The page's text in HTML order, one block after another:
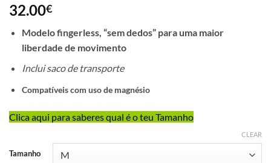
32.00€
Modelo fingerless, “sem dedos” para uma maior
liberdade de movimento
Inclui saco de transporte
Compatíveis com uso de magnésio
Clica aqui para saberes qual é o teu Tamanho
Tamanho
CLEAR
Alternative: